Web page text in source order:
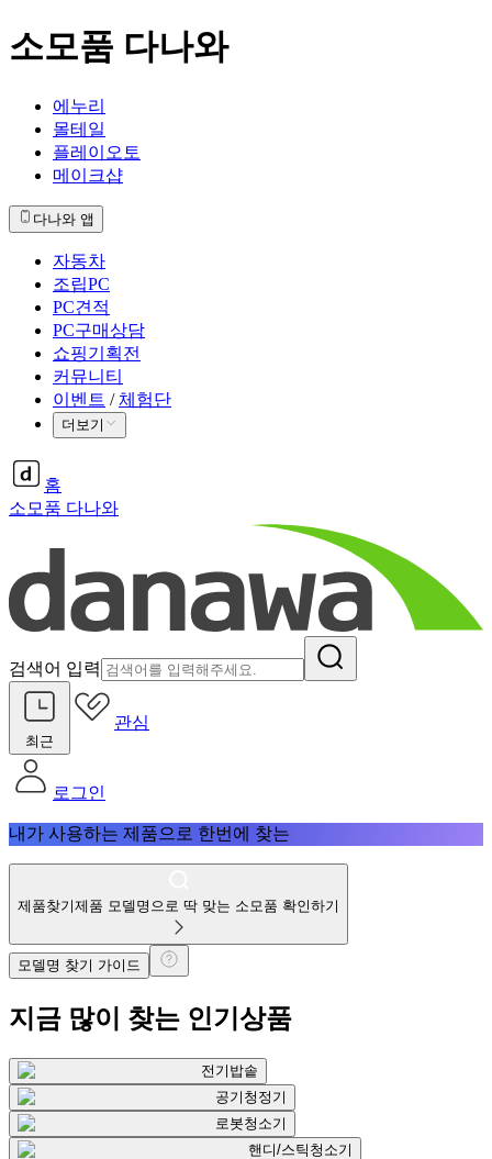
소모품 다나와
에누리
몰테일
플레이오토
메이크샵
다나와 앱
자동차
조립PC
PC견적
PC구매상담
쇼핑기획전
커뮤니티
이벤트 / 체험단
더보기
홈
소모품 다나와
검색어 입력
최근
관심
로그인
내가 사용하는 제품으로 한번에 찾는
제품찾기제품 모델명으로 딱 맞는 소모품 확인하기
모델명 찾기 가이드
지금 많이 찾는 인기상품
전기밥솥
공기청정기
로봇청소기
핸디/스틱청소기